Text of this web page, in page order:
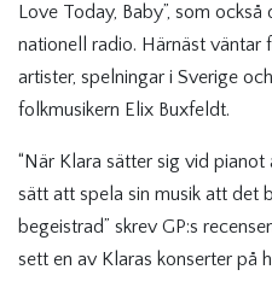
Love Today, Baby”, som
nationell radio. Härnäst väntar
artister, spelningar i Sverige
folkmusikern Elix Buxfeldt.
“När Klara sätter sig vid
sätt att spela sin musik att det
begeistrad” skrev GP:s
sett en av Klaras konserter på